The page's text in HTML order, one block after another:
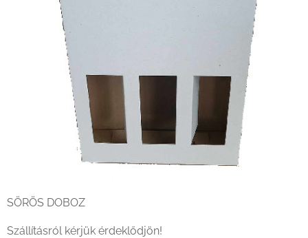
SÖRÖS DOBOZ
Szállításról kérjük érdeklődjön!